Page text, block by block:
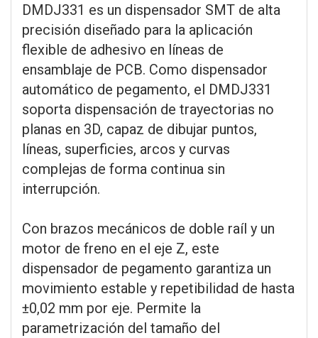
DMDJ331 es un dispensador SMT de alta
precisión diseñado para la aplicación
flexible de adhesivo en líneas de
ensamblaje de PCB. Como dispensador
automático de pegamento, el DMDJ331
soporta dispensación de trayectorias no
planas en 3D, capaz de dibujar puntos,
líneas, superficies, arcos y curvas
complejas de forma continua sin
interrupción.
Con brazos mecánicos de doble raíl y un
motor de freno en el eje Z, este
dispensador de pegamento garantiza un
movimiento estable y repetibilidad de hasta
±0,02 mm por eje. Permite la
parametrización del tamaño del